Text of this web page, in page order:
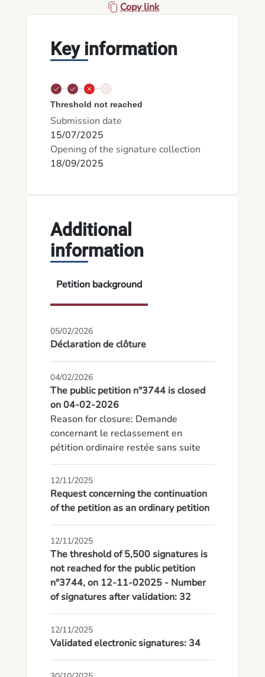
Copy link
Key information
Threshold not reached
Submission date
15/07/2025
Opening of the signature collection
18/09/2025
Additional
information
Petition background
05/02/2026
Déclaration de clôture
04/02/2026
The public petition n°3744 is closed
on 04-02-2026
Reason for closure: Demande
concernant le reclassement en
pétition ordinaire restée sans suite
12/11/2025
Request concerning the continuation
of the petition as an ordinary petition
12/11/2025
The threshold of 5,500 signatures is
not reached for the public petition
n°3744, on 12-11-02025 - Number
of signatures after validation: 32
12/11/2025
Validated electronic signatures: 34